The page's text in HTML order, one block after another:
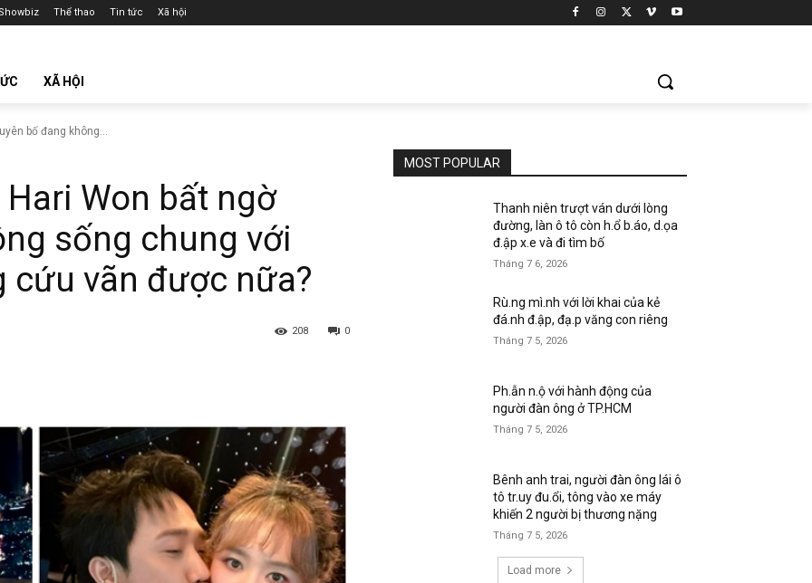
Thể thao Tin tức Xã hội
XÃ HỘI
bố đang không...
Won bất ngờ
sống chung với
cứu vãn được nữa?
0
208
MOST POPULAR
Thanh niên trượt ván dưới lòng
đường, làn ô tô còn h.ổ b.áo, d.ọa
đ.ập x.e và đi tìm bố
Tháng 7 6, 2026
Rù.ng mì.nh với lời khai của kẻ
đá.nh đ.ập, đạ.p văng con riêng
Tháng 7 5, 2026
Ph.ẫn n.ộ với hành động của
người đàn ông ở TP.HCM
Tháng 7 5, 2026
Bênh anh trai, người đàn ông lái ô
tô tr.uy đu.ổi, tông vào xe máy
khiến 2 người bị thương nặng
Tháng 7 5, 2026
Load more